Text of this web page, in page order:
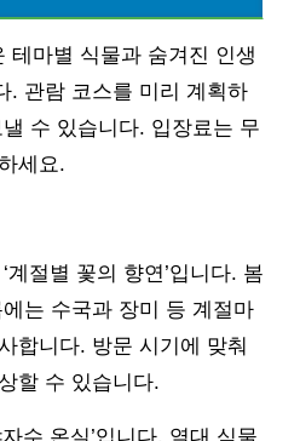
테마별 식물과 숨겨진 인생
. 관람 코스를 미리 계획하
수 있습니다. 입장료는 무
세요.
계절별 꽃의 향연’입니다. 봄
는 수국과 장미 등 계절마
합니다. 방문 시기에 맞춰
할 수 있습니다.